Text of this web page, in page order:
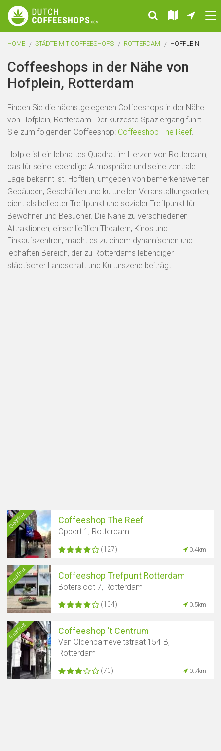
HOME STÄDTE MIT COFFEESHOPS ROTTERDAM HOFPLEIN
Coffeeshops in der Nähe von
Hofplein, Rotterdam
Finden Sie die nächstgelegenen Coffeeshops in der Nähe
von Hofplein, Rotterdam. Der kürzeste Spaziergang führt
Sie zum folgenden Coffeeshop: Coffeeshop The Reef.
Hofple ist ein lebhaftes Quadrat im Herzen von Rotterdam,
das für seine lebendige Atmosphäre und seine zentrale
Lage bekannt ist. Hoftlein, umgeben von bemerkenswerten
Gebäuden, Geschäften und kulturellen Veranstaltungsorten,
dient als beliebter Treffpunkt und sozialer Treffpunkt für
Bewohner und Besucher. Die Nähe zu verschiedenen
Attraktionen, einschließlich Theatern, Kinos und
Einkaufszentren, macht es zu einem dynamischen und
lebhaften Bereich, der zu Rotterdams lebendiger
städtischer Landschaft und Kulturszene beiträgt.
Geöffnet Coffeeshop The Reef
Oppert 1, Rotterdam
(127) 0.4km
Geöffnet Coffeeshop Trefpunt Rotterdam
Botersloot 7, Rotterdam
(134) 0.5km
Geöffnet Coffeeshop 't Centrum
Van Oldenbarneveltstraat 154-B,
Rotterdam
(70) 0.7km